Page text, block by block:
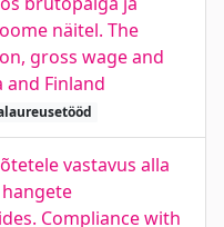
näitel. The
gross wage and
Finland
vastavus alla
Compliance with